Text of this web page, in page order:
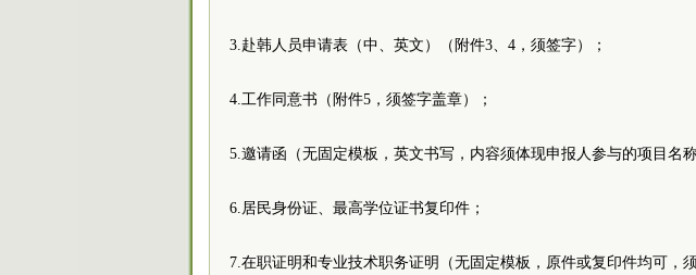
3.赴韩人员申请表（中、英文）（附件3、4，须签字）；
4.工作同意书（附件5，须签字盖章）；
5.邀请函（无固定模板，英文书写，内容须体现申报人参与的项目名
6.居民身份证、最高学位证书复印件；
7.在职证明和专业技术职务证明（无固定模板，原件或复印件均可，